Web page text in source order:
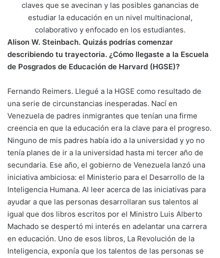
claves que se avecinan y las posibles ganancias de
estudiar la educación en un nivel multinacional,
colaborativo y enfocado en los estudiantes.
Alison W. Steinbach. Quizás podrías comenzar
describiendo tu trayectoria. ¿Cómo llegaste a la Escuela
de Posgrados de Educación de Harvard (HGSE)?
Fernando Reimers. Llegué a la HGSE como resultado de
una serie de circunstancias inesperadas. Nací en
Venezuela de padres inmigrantes que tenían una firme
creencia en que la educación era la clave para el progreso.
Ninguno de mis padres había ido a la universidad y yo no
tenía planes de ir a la universidad hasta mi tercer año de
secundaria. Ese año, el gobierno de Venezuela lanzó una
iniciativa ambiciosa: el Ministerio para el Desarrollo de la
Inteligencia Humana. Al leer acerca de las iniciativas para
ayudar a que las personas desarrollaran sus talentos al
igual que dos libros escritos por el Ministro Luis Alberto
Machado se despertó mi interés en adelantar una carrera
en educación. Uno de esos libros, La Revolución de la
Inteligencia, exponía que los talentos de las personas se